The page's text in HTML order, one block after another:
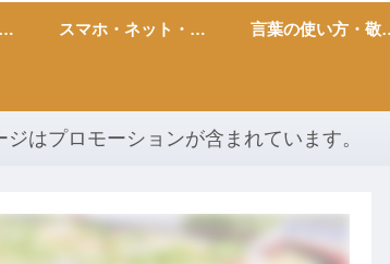
暮らしのマナー・雑学・心理 スマホ・ネット・ITトラブル 言葉の使
はプロモーションが含まれています。